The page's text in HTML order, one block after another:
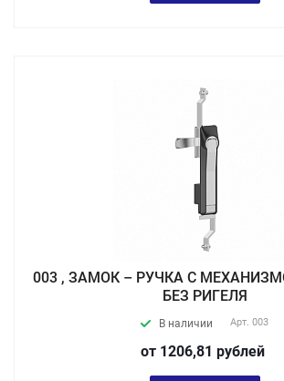
003 , ЗАМОК – РУЧКА С
БЕЗ РИГЕЛЯ
В наличии Арт. 003
от 1206,81 рублей